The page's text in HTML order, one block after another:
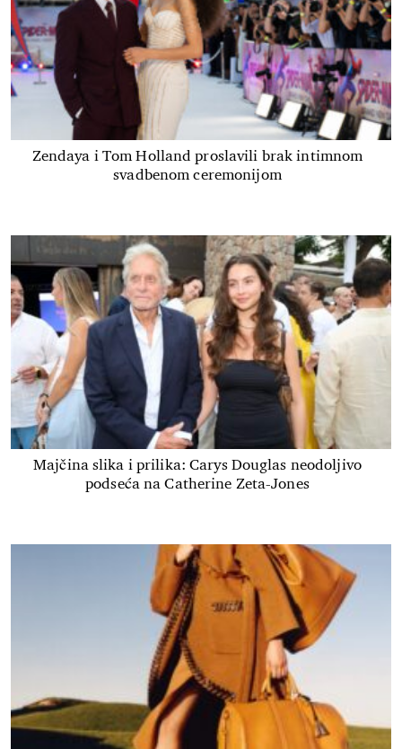
Zendaya i Tom Holland proslavili brak intimnom
svadbenom ceremonijom
Majčina slika i prilika: Carys Douglas neodoljivo
podseća na Catherine Zeta-Jones